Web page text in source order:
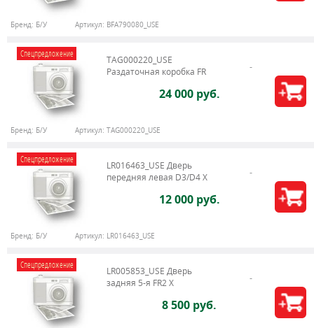
Бренд: Б/У Артикул: BFA790080_USE
Спецпредложение
TAG000220_USE
Раздаточная коробка FR
24 000 руб.
Бренд: Б/У Артикул: TAG000220_USE
Спецпредложение
LR016463_USE Дверь
передняя левая D3/D4 Х
12 000 руб.
Бренд: Б/У Артикул: LR016463_USE
Спецпредложение
LR005853_USE Дверь
задняя 5-я FR2 X
8 500 руб.